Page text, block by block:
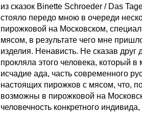
из сказок Binette Schroeder / Das
стояло передо мною в очереди
пирожковой на Московском,
мясом, в результате чего мне
изделия. Ненависть. Не сказав
прокляла этого человека, который
исчадие ада, часть современного
настоящих пирожков с мясом, что,
возможны в пирожковой на
человечность конкретного